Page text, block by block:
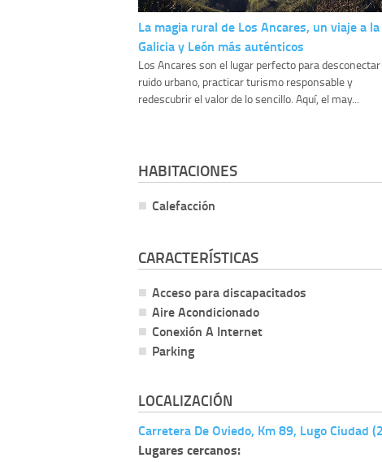
La magia rural de Los Ancares, un viaje a la
Galicia y León más auténticos
Los Ancares son el lugar perfecto para
ruido urbano, practicar turismo responsable y
redescubrir el valor de lo sencillo. Aquí, el may...
HABITACIONES
Calefacción
CARACTERÍSTICAS
Acceso para discapacitados
Aire Acondicionado
Conexión A Internet
Parking
LOCALIZACIÓN
Carretera De Oviedo, Km 89, Lugo Ciudad
Lugares cercanos: